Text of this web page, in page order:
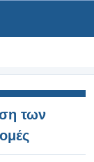
των